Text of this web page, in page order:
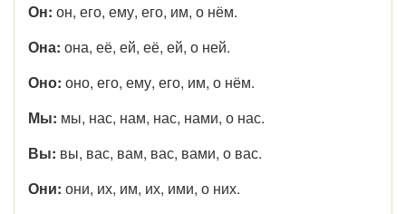
Он: он, его, ему, его, им, о нём.
Она: она, её, ей, её, ей, о ней.
Оно: оно, его, ему, его, им, о нём.
Мы: мы, нас, нам, нас, нами, о нас.
Вы: вы, вас, вам, вас, вами, о вас.
Они: они, их, им, их, ими, о них.